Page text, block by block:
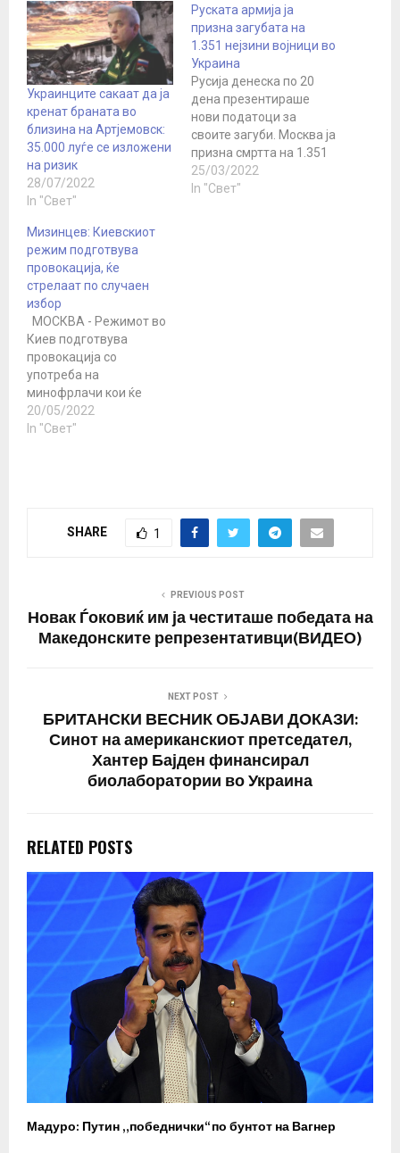
Украинците сакаат да ја
кренат браната во
близина на Артјемовск:
35.000 луѓе се изложени
на ризик
28/07/2022
In "Свет"
Руската армија ја
призна загубата на
1.351 нејзини војници во
Украина
Русија денеска по 20
дена презентираше
нови податоци за
своите загуби. Москва ја
призна смртта на 1.351
нејзин војник од
почетокот на нападот
25/03/2022
In "Свет"
Мизинцев: Киевскиот
режим подготвува
провокација, ќе
стрелаат по случаен
избор
МОСКВА - Режимот во
Киев подготвува
провокација со
употреба на
минофрлачи кои ќе
стрелаат по случаен
избор во регионот Суми
Националниот центар
Михаил Мизинцев.
„Припадниците на
екстремистичките…
20/05/2022
In "Свет"
SHARE 1
PREVIOUS POST
Новак Ѓоковиќ им ја честиташе победата на
Македонските репрезентативци(ВИДЕО)
NEXT POST
БРИТАНСКИ ВЕСНИК ОБЈАВИ ДОКАЗИ:
Синот на американскиот претседател,
Хантер Бајден финансирал
биолаборатории во Украина
RELATED POSTS
Мадуро: Путин „победнички“ по бунтот на Вагнер